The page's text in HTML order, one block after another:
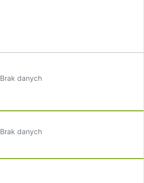
Brak danych
Brak danych